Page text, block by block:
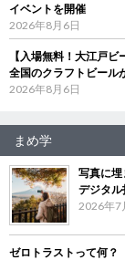
イベントを開催
2026年8月6日
【入場無料！大江戸
全国のクラフトビール
2026年8月6日
まめ学
写真に
デジタル
2026年7
ゼロトラストって何？